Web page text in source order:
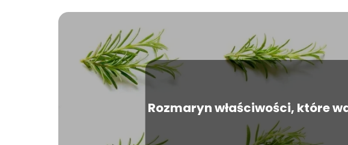
Rozmaryn właściwości, które